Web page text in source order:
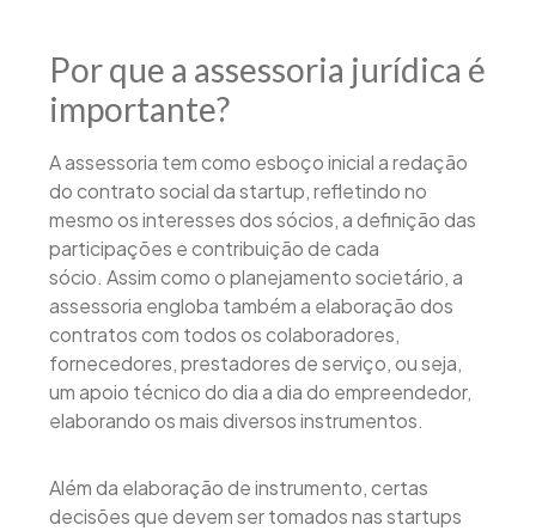
Por que a assessoria jurídica é
importante?
A assessoria tem como esboço inicial a redação
do contrato social da startup, refletindo no
mesmo os interesses dos sócios, a definição das
participações e contribuição de cada
sócio. Assim como o planejamento societário, a
assessoria engloba também a elaboração dos
contratos com todos os colaboradores,
fornecedores, prestadores de serviço, ou seja,
um apoio técnico do dia a dia do empreendedor,
elaborando os mais diversos instrumentos.
Além da elaboração de instrumento, certas
decisões que devem ser tomados nas startups